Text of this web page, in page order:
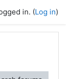
in. (Log in)